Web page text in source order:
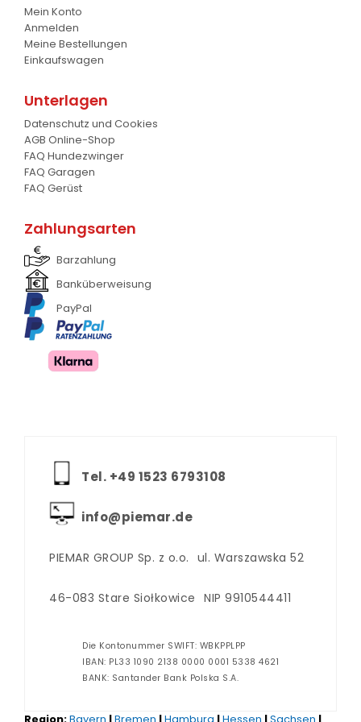
Planierschild
Silageschieber
Frontanbau Kat. 1 und Kat.2
ANDERE
Mein Konto
Anmelden
Meine Bestellungen
Einkaufswagen
Unterlagen
Datenschutz und Cookies
AGB Online-Shop
FAQ Hundezwinger
FAQ Garagen
FAQ Gerüst
Zahlungsarten
Barzahlung
Banküberweisung
PayPal
Tel. +‪49 1523 6793108
info@piemar.de
PIEMAR GROUP Sp. z o.o. ul. Warszawska 52
46-083 Stare Siołkowice NIP 9910544411
Die Kontonummer SWIFT: WBKPPLPP
IBAN: PL33 1090 2138 0000 0001 5338 4621
BANK: Santander Bank Polska S.A.
Region:Bayern |Bremen |Hamburg |Hessen |Sachsen |